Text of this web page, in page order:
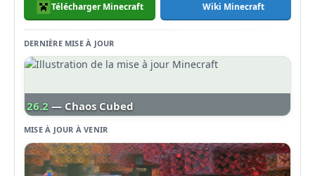
Télécharger Minecraft Wiki Minecraft
DERNIÈRE MISE À JOUR
26.2 — Chaos Cubed
MISE À JOUR À VENIR